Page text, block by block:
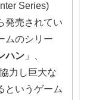
Series)
発売されてい
ムのシリー
ハン 」、
力し巨大な
というゲーム